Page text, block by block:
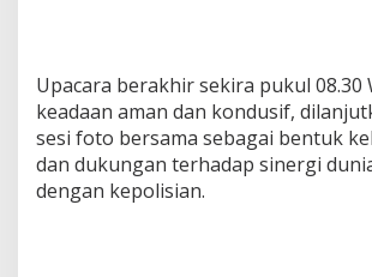
Upacara berakhir sekira pukul 08.30
keadaan aman dan kondusif,
sesi foto bersama sebagai bentuk
dan dukungan terhadap sinergi
dengan kepolisian.